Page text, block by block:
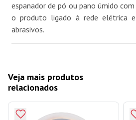
espanador de pó ou pano úmido
o produto ligado à rede elétrica
abrasivos.
Veja mais produtos
relacionados